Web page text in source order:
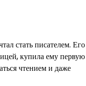
стать писателем. Его
купила ему первую
чтением и даже